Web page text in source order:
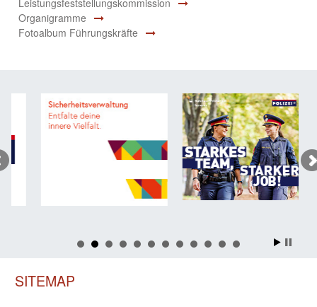
Leistungsfeststellungskommission
Organigramme
Fotoalbum Führungskräfte
SITEMAP